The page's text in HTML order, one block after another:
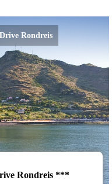
Rondreis
Rondreis ***